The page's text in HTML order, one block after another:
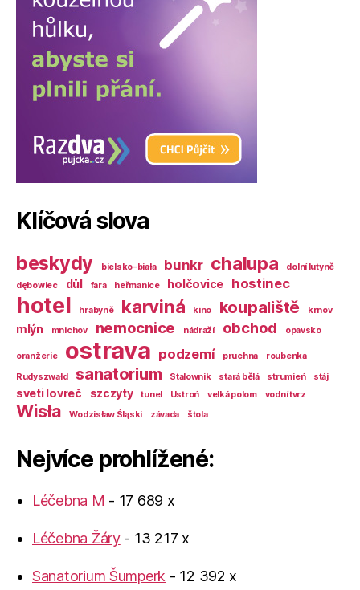
Klíčová slova
beskydy bielsko-biała bunkr chalupa
dolní lutyně
dębowiec
důl fara heřmanice holčovice hostinec
hotel hrabyně karviná kino koupaliště krnov
mlýn mnichov nemocnice nádraží obchod opavsko
oranžerie ostrava podzemí pruchna
roubenka
Rudyszwałd
sanatorium Stalownik stará bělá strumień stáj
sveti lovreč szczyty tunel Ustroń velká polom vodní tvrz
Wisła Wodzisław Śląski závada štola
Nejvíce prohlížené:
Léčebna M - 17 689 x
Léčebna Žáry- 13 217 x
Sanatorium Šumperk - 12 392 x